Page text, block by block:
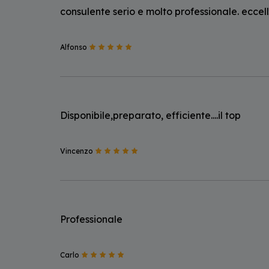
consulente serio e molto professionale.
Alfonso
Disponibile,preparato, efficiente....il top
Vincenzo
Professionale
Carlo